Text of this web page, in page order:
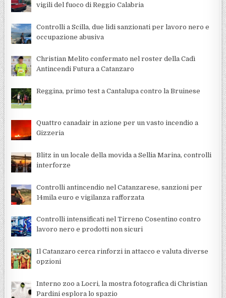
vigili del fuoco di Reggio Calabria
Controlli a Scilla, due lidi sanzionati per lavoro nero e
occupazione abusiva
Christian Melito confermato nel roster della Cadì
Antincendi Futura a Catanzaro
Reggina, primo test a Cantalupa contro la Bruinese
Quattro canadair in azione per un vasto incendio a
Gizzeria
Blitz in un locale della movida a Sellia Marina, controlli
interforze
Controlli antincendio nel Catanzarese, sanzioni per
14mila euro e vigilanza rafforzata
Controlli intensificati nel Tirreno Cosentino contro
lavoro nero e prodotti non sicuri
Il Catanzaro cerca rinforzi in attacco e valuta diverse
opzioni
Interno zoo a Locri, la mostra fotografica di Christian
Pardini esplora lo spazio